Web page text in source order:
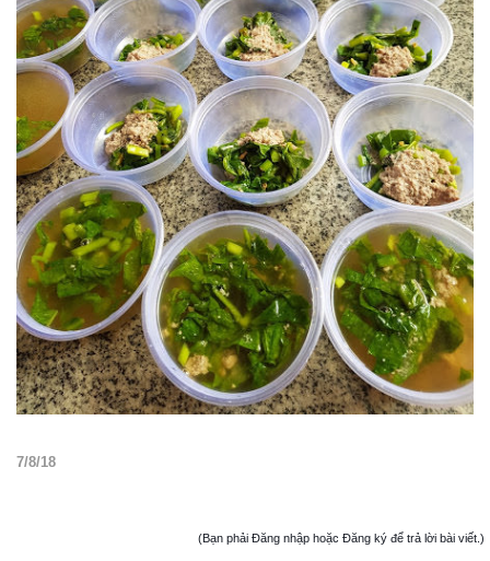
7/8/18
(Bạn phải Đăng nhập hoặc Đăng ký để trả lời bài viết.)